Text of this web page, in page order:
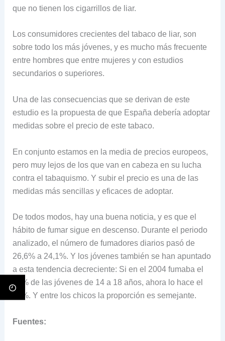
que no tienen los cigarrillos de liar.
Los consumidores crecientes del tabaco de liar, son
sobre todo los más jóvenes, y es mucho más frecuente
entre hombres que entre mujeres y con estudios
secundarios o superiores.
Una de las consecuencias que se derivan de este
estudio es la propuesta de que España debería adoptar
medidas sobre el precio de este tabaco.
En conjunto estamos en la media de precios europeos,
pero muy lejos de los que van en cabeza en su lucha
contra el tabaquismo. Y subir el precio es una de las
medidas más sencillas y eficaces de adoptar.
De todos modos, hay una buena noticia, y es que el
hábito de fumar sigue en descenso. Durante el periodo
analizado, el número de fumadores diarios pasó de
26,6% a 24,1%. Y los jóvenes también se han apuntado
a esta tendencia decreciente: Si en el 2004 fumaba el
25% de las jóvenes de 14 a 18 años, ahora lo hace el
10%. Y entre los chicos la proporción es semejante.
Fuentes: